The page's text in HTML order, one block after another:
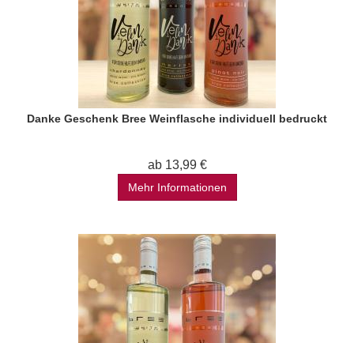
Danke Geschenk Bree Weinflasche individuell bedruckt
ab 13,99 €
Mehr Informationen